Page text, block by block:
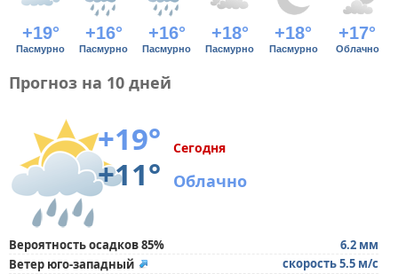
+19° +16° +16° +18° +18° +17°
Пасмурно Пасмурно Пасмурно Пасмурно Пасмурно Облачно
Прогноз на 10 дней
+19°
+11°
Сегодня
Облачно
Вероятность осадков 85%
6.2 мм
Ветер юго-западный
скорость 5.5 м/с